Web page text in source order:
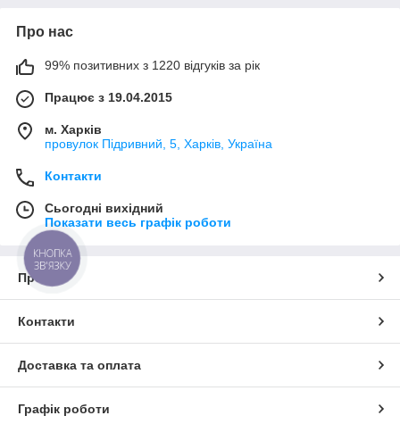
Про нас
99% позитивних з 1220 відгуків за рік
Працює з 19.04.2015
м. Харків
провулок Підривний, 5, Харків, Україна
Контакти
Сьогодні вихідний
Показати весь графік роботи
Про нас
Контакти
Доставка та оплата
Графік роботи
КНОПКА
ЗВ'ЯЗКУ